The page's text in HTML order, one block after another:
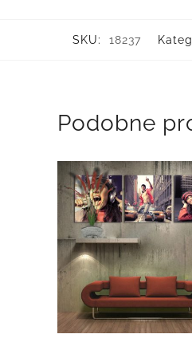
SKU: 18237
Podobne